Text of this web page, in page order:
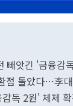
빼앗긴 '금융감
점 돌았다…李
독 2원' 체제